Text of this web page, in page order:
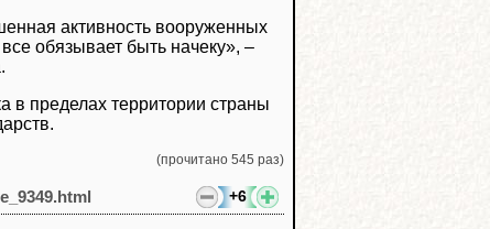
активность вооруженных
обязывает быть начеку», –
в пределах территории страны
(прочитано 545 раз)
+6